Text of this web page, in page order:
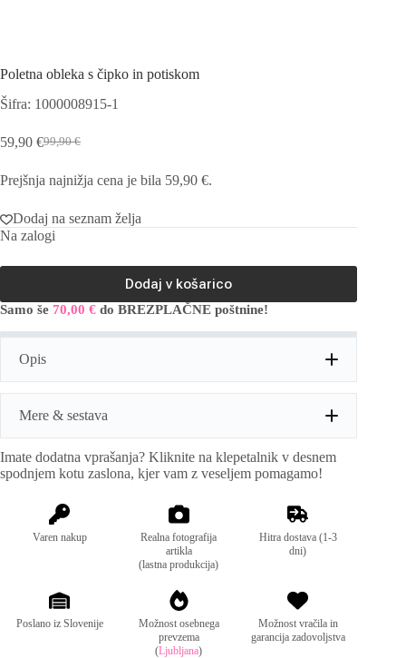
Poletna obleka s čipko in potiskom
Šifra: 1000008915-1
99,90€
Izvirna
je
99,90 €.
59,90 €Trenutna
je:
Prejšnja najnižja cena je bila 59,90 €.
Dodaj na seznam želja
Na zalogi
Dodaj v košarico
A
v
e
Samo še 70,00 € do BREZPLAČNE poštnine!
Opis
Mere & sestava
Mere:obseg prsi: 94-115cm, dolžina: 135cm
Imate dodatna vprašanja? Kliknite na klepetalnik v desnem
spodnjem kotu zaslona, kjer vam z veseljem pomagamo!
Varen nakup
Realna fotografija
artikla
(lastna produkcija)
Hitra dostava (1-3
dni)
Poslano iz Slovenije
Možnost osebnega
prevzema
(Ljubljana)
Možnost vračila in
garancija zadovoljstva